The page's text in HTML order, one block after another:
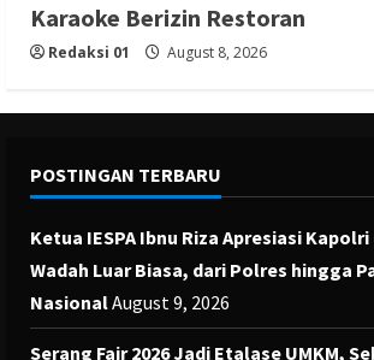
Karaoke Berizin Restoran
Redaksi 01 August 8, 2026
POSTINGAN TERBARU
Ketua IESPA Ibnu Riza Apresiasi Kapolri
Wadah Luar Biasa, dari Polres hingga
NasionalAugust 9, 2026
Serang Fair 2026 Jadi Etalase UMKM,